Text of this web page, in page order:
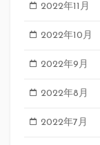
2022年11月
2022年10月
2022年9月
2022年8月
2022年7月